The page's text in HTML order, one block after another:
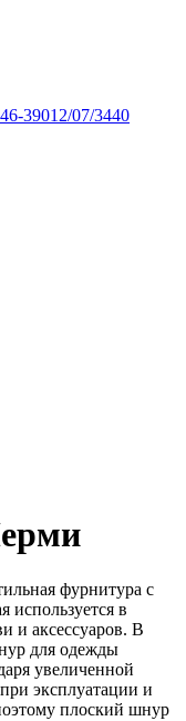
39012/07/3440
фурнитура с
используется в
и аксессуаров. В
для одежды
увеличенной
эксплуатации и
плоский шнур